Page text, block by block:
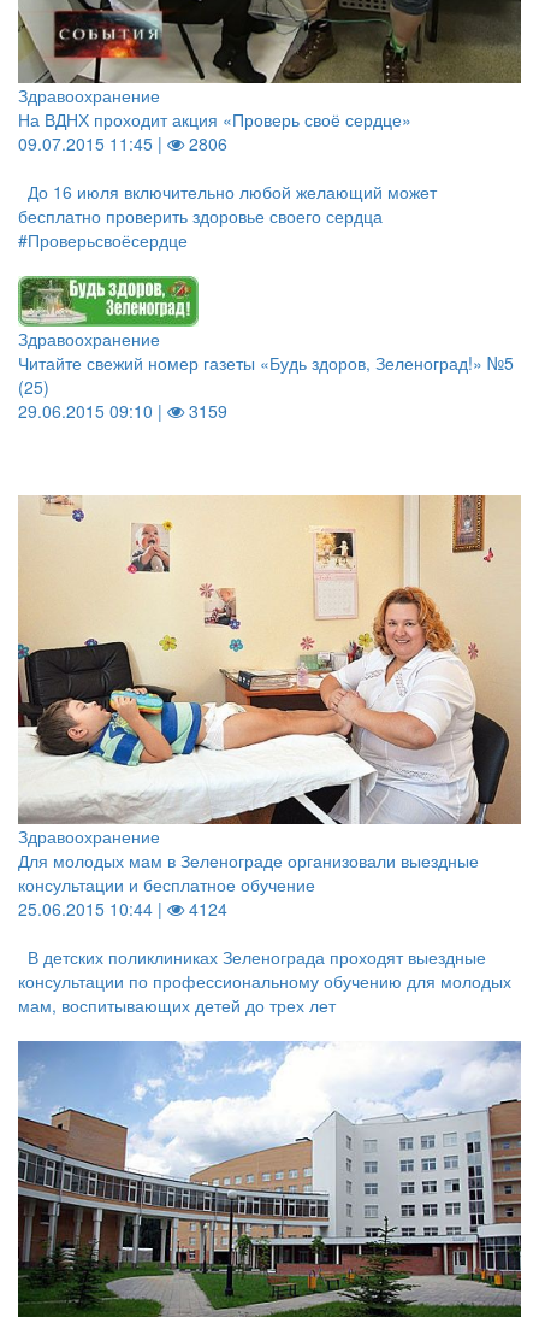
Здравоохранение
На ВДНХ проходит акция «Проверь своё сердце»
09.07.2015 11:45 |
2806
До 16 июля включительно любой желающий может
бесплатно проверить здоровье своего сердца
#Проверьсвоёсердце
Здравоохранение
Читайте свежий номер газеты «Будь здоров, Зеленоград!» №5
(25)
29.06.2015 09:10 |
3159
Здравоохранение
Для молодых мам в Зеленограде организовали выездные
консультации и бесплатное обучение
25.06.2015 10:44 |
4124
В детских поликлиниках Зеленограда проходят выездные
консультации по профессиональному обучению для молодых
мам, воспитывающих детей до трех лет